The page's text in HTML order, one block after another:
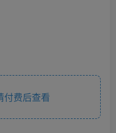
费后查看